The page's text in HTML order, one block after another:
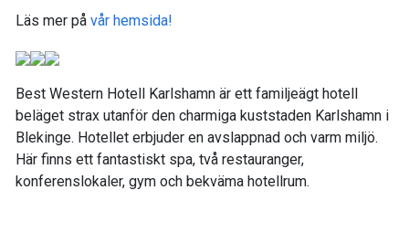
Läs mer på vår hemsida!
Best Western Hotell Karlshamn är ett familjeägt hotell
beläget strax utanför den charmiga kuststaden Karlshamn i
Blekinge. Hotellet erbjuder en avslappnad och varm miljö.
Här finns ett fantastiskt spa, två restauranger,
konferenslokaler, gym och bekväma hotellrum.